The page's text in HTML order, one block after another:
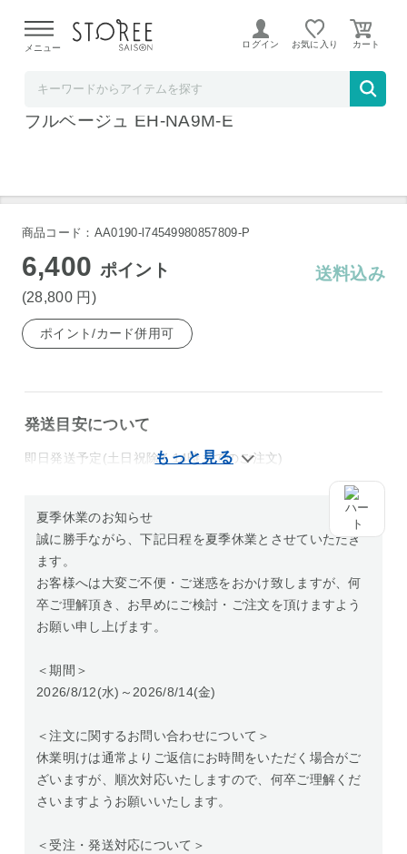
よる配送遅延が発生しております。
メニュー ログイン お気に入り
パナソニック ヘアドライヤー ナノケア ノー
ブルベージュ EH-NA9M-E
商品コード：AA0190-l74549980857809-P
6,400 ポイント
(28,800 円 )
送料込み
ポイント/カード併用可
発送目安について
即日発送予定(土日祝除く14時までのご注文)
夏季休業のお知らせ
誠に勝手ながら、下記日程を夏季休業とさせていただき
ます。
お客様へは大変ご不便・ご迷惑をおかけ致しますが、何
卒ご理解頂き、お早めにご検討・ご注文を頂けますよう
お願い申し上げます。
＜期間＞
2026/8/12(水)～2026/8/14(金)
＜注文に関するお問い合わせについて＞
休業明けは通常よりご返信にお時間をいただく場合がご
ざいますが、順次対応いたしますので、何卒ご理解くだ
さいますようお願いいたします。
＜受注・発送対応について＞